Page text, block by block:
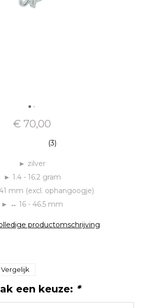
€ 70,00
(3)
► zilver
► 1.4 - 16.2 gram
mm (excl. ophangoogje)
► ↔ 16 - 46.5 mm
productomschrijving
Vergelijk
een keuze: *